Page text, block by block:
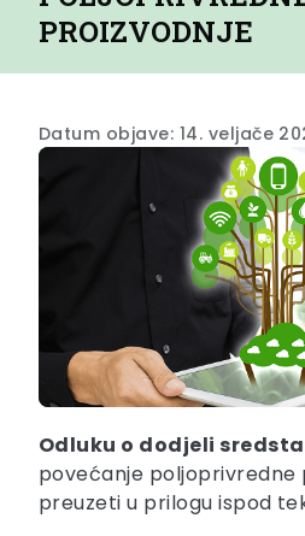
PROIZVODNJE
Datum objave: 14. veljače
Odluku o dodjeli
povećanje poljoprivredne
preuzeti u prilogu ispod